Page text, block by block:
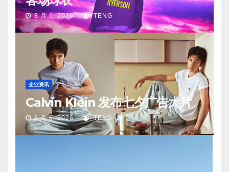
8 月 6, 2026 TENG
企业资讯
Calvin Klein 发布七夕广告大片
8 月 6, 2026 TENG